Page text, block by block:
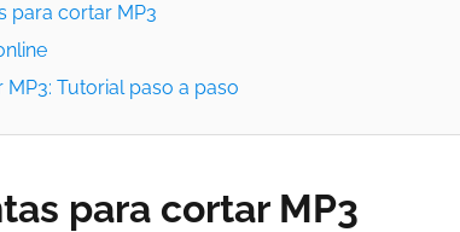
para cortar MP3
Tutorial paso a paso
para cortar MP3